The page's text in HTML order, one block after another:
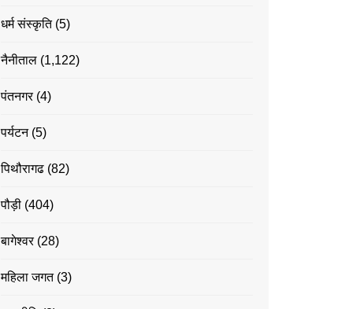
धर्म संस्कृति(5)
नैनीताल (1,122)
पंतनगर(4)
पर्यटन(5)
पिथौरागढ (82)
पौड़ी (404)
बागेश्वर(28)
महिला जगत(3)